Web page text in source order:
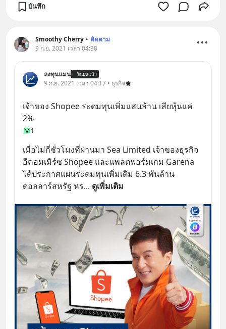
บันทึก
Smoothy Cherry • ติดตาม
9 ก.ย. 2021 เวลา 04:38
ลงทุนแมน ยืนยันแล้ว
9 ก.ย. 2021 เวลา 04:17 • ธุรกิจ
เจ้าของ Shopee ระดมทุนเพิ่มแสนล้าน เสียหุ้นแค่
2%
1
เมื่อไม่กี่ชั่วโมงที่ผ่านมา Sea Limited เจ้าของธุรกิจ
อีคอมเมิร์ซ Shopee และแพลตฟอร์มเกม Garena
ได้ประกาศแผนระดมทุนเพิ่มเติม 6.3 พันล้าน
ดอลลาร์สหรัฐ หร... ดูเพิ่มเติม